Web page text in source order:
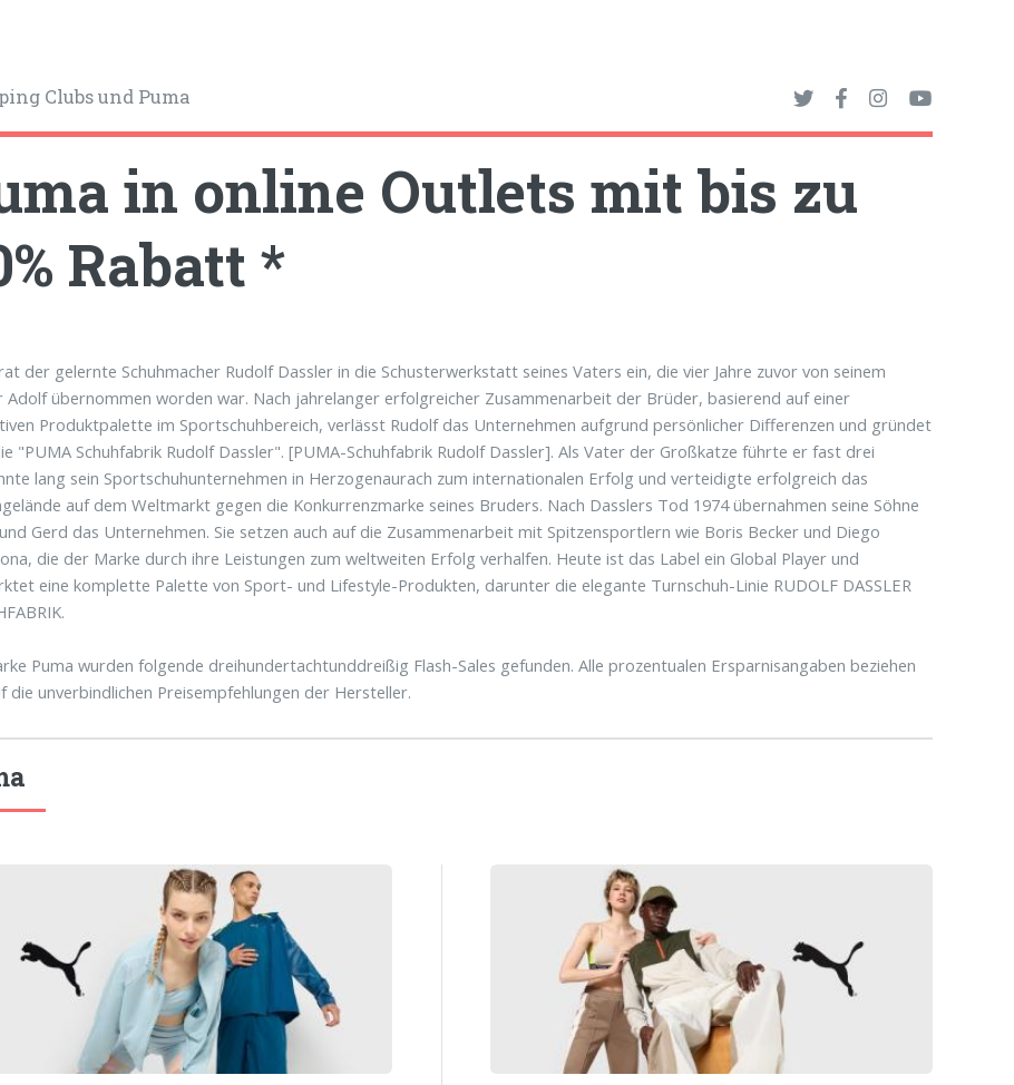
Clubs und Puma
in online Outlets mit bis zu
Rabatt *
der gelernte Schuhmacher Rudolf Dassler in die Schusterwerkstatt seines Vaters ein, die vier Jahre zuvor von seinem
Adolf übernommen worden war. Nach jahrelanger erfolgreicher Zusammenarbeit der Brüder, basierend auf einer
Produktpalette im Sportschuhbereich, verlässt Rudolf das Unternehmen aufgrund persönlicher Differenzen und gründet
"PUMA Schuhfabrik Rudolf Dassler". [PUMA-Schuhfabrik Rudolf Dassler]. Als Vater der Großkatze führte er fast drei
lang sein Sportschuhunternehmen in Herzogenaurach zum internationalen Erfolg und verteidigte erfolgreich das
auf dem Weltmarkt gegen die Konkurrenzmarke seines Bruders. Nach Dasslers Tod 1974 übernahmen seine Söhne
Gerd das Unternehmen. Sie setzen auch auf die Zusammenarbeit mit Spitzensportlern wie Boris Becker und Diego
die der Marke durch ihre Leistungen zum weltweiten Erfolg verhalfen. Heute ist das Label ein Global Player und
eine komplette Palette von Sport- und Lifestyle-Produkten, darunter die elegante Turnschuh-Linie RUDOLF DASSLER
Puma wurden folgende dreihundertachtunddreißig Flash-Sales gefunden. Alle prozentualen Ersparnisangaben beziehen
die unverbindlichen Preisempfehlungen der Hersteller.